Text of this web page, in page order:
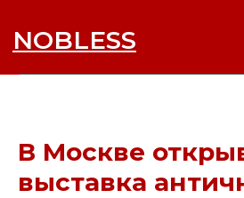
NOBLESS
В Москве
выставка